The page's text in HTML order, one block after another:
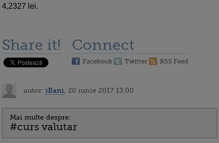
4,2327 lei.
Share it! Connect
Facebook Twitter RSS Feed
autor: iBani , 20 iunie 2017 13:00
Mai multe despre:
#curs valutar